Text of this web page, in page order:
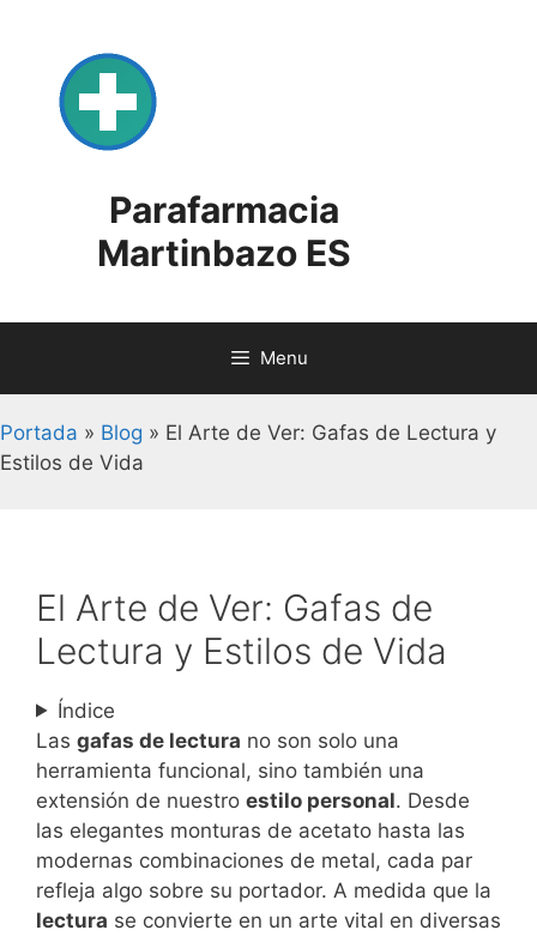
content
Parafarmacia
Martinbazo ES
Menu
Portada » Blog » El Arte de Ver: Gafas de Lectura y
Estilos de Vida
El Arte de Ver: Gafas de
Lectura y Estilos de Vida
Índice
Las gafas de lectura no son solo una
herramienta funcional, sino también una
extensión de nuestro estilo personal. Desde
las elegantes monturas de acetato hasta las
modernas combinaciones de metal, cada par
refleja algo sobre su portador. A medida que la
lectura se convierte en un arte vital en diversas